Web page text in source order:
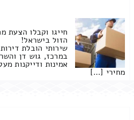
חייגו וקבלו הצעת
הזול בישראל!
שירותי הובלת
במרכז, גוש דן
אמינות ודייקנות
מחירי […]